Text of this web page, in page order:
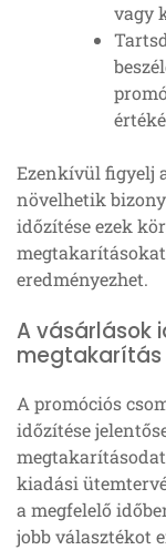
vagy
Ezenkívül figyelj
növelhetik
időzítése ezek
eredményezhet.
A vásárlások
megtakarítás
A promóciós
időzítése
kiadási
a megfelelő
jobb választékot